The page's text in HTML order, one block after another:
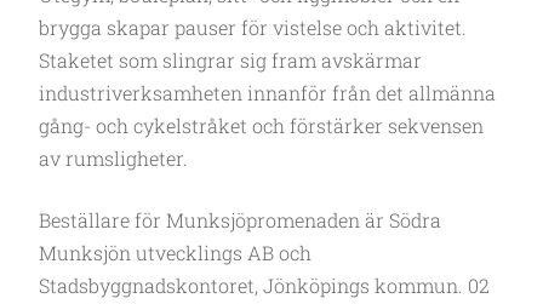
brygga skapar pauser för vistelse och aktivitet.
Staketet som slingrar sig fram avskärmar
industriverksamheten innanför från det allmänna
gång- och cykelstråket och förstärker sekvensen
av rumsligheter.
Beställare för Munksjöpromenaden är Södra
Munksjön utvecklings AB och
Stadsbyggnadskontoret, Jönköpings kommun. 02